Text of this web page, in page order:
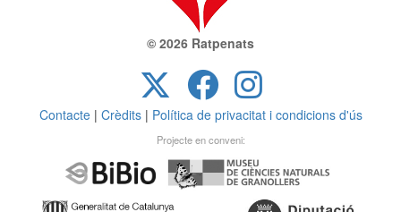
© 2026 Ratpenats
Contacte| Crèdits| Política de privacitat i condicions d'ús
Projecte en conveni: